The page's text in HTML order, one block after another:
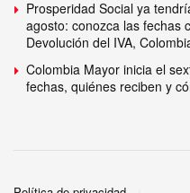
Prosperidad Social ya
agosto: conozca las fechas
Devolución del IVA,
Colombia Mayor inicia el
fechas, quiénes reciben y